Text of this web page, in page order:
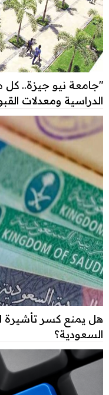
"جامعة نيو جيزة.. كل
الدراسية ومعدلات
هل يمنع كسر تأشيرة
السعودية؟